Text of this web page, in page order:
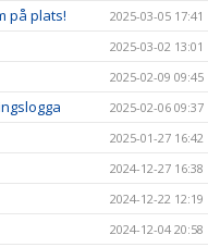
på plats! 2025-03-05 17:41
2025-03-02 13:01
2025-02-09 09:45
2025-02-06 09:37
2025-01-27 16:42
2024-12-27 16:38
2024-12-22 12:19
2024-12-04 20:58